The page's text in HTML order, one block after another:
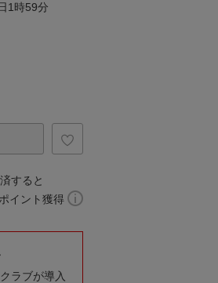
1時59分
すると
ポイント獲得
ラブが導入